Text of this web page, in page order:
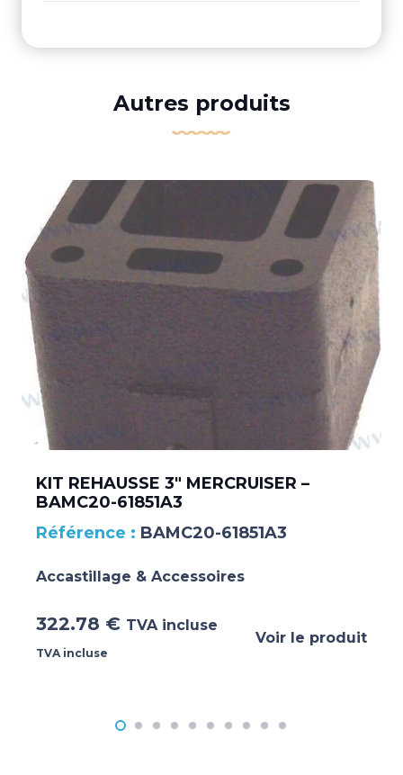
Autres produits
KIT REHAUSSE 3″ MERCRUISER –
BAMC20-61851A3
BAMC20-61851A3
Accastillage & Accessoires
322.78 € TVA incluse
TVA incluse
Voir le produit